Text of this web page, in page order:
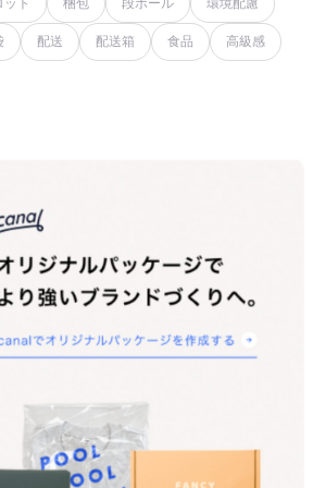
ット 梱包 段ボール 環境配慮
配送 配送箱 食品 高級感